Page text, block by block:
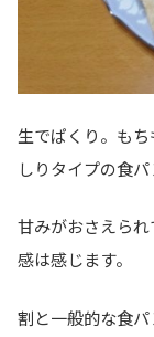
生でぱくり。も
しりタイプの食パ
甘みがおさえら
感は感じます。
割と一般的な食